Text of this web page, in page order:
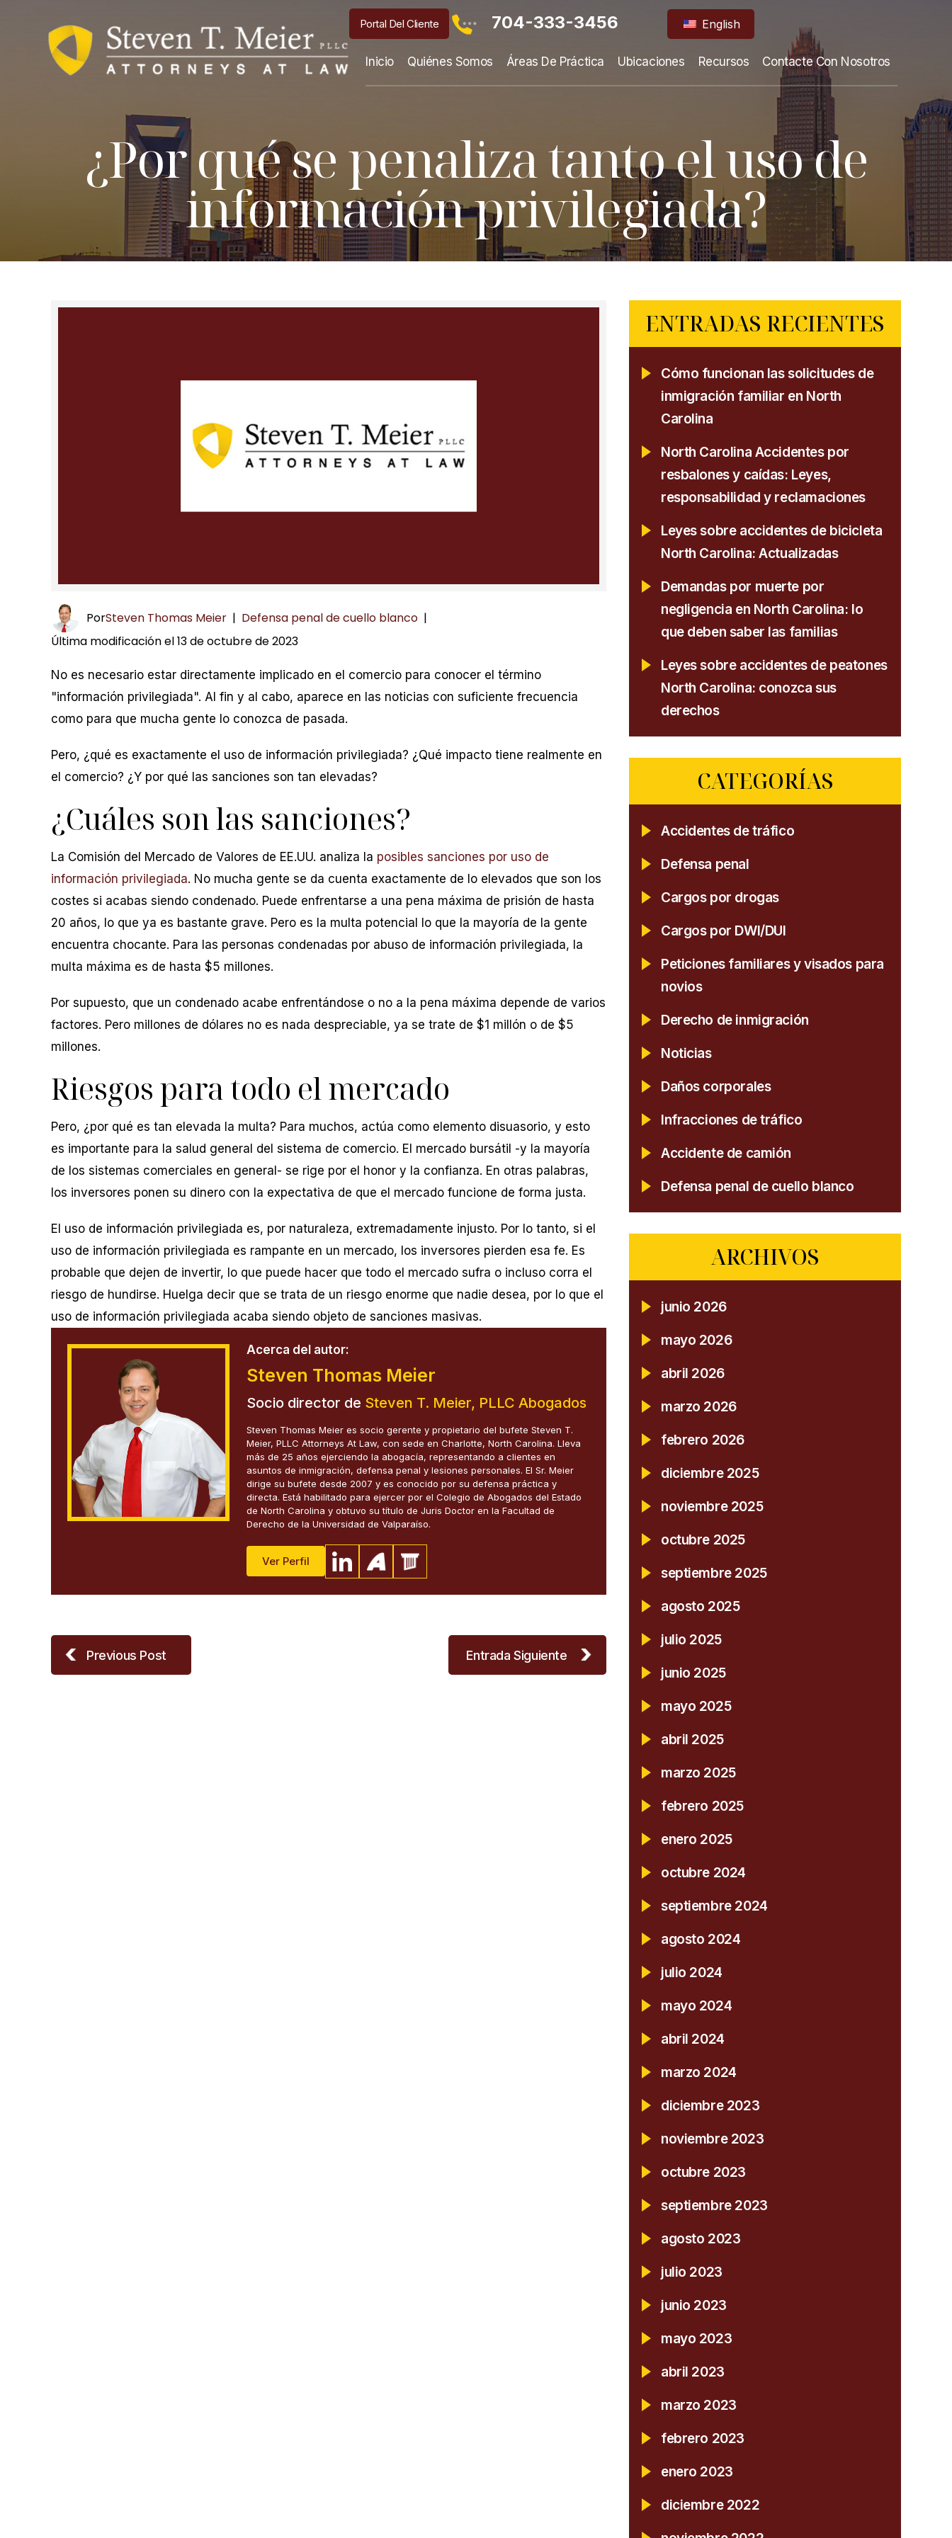
Portal Del Cliente 704-333-3456 English
Inicio Quiénes Somos Áreas De Práctica Ubicaciones Recursos Contacte Con Nosotros
¿Por qué se penaliza tanto el uso de
información privilegiada?
PorSteven Thomas Meier | Defensa penal de cuello blanco |
Última modificación el 13 de octubre de 2023
No es necesario estar directamente implicado en el comercio para conocer el término
"información privilegiada". Al fin y al cabo, aparece en las noticias con suficiente frecuencia
como para que mucha gente lo conozca de pasada.
Pero, ¿qué es exactamente el uso de información privilegiada? ¿Qué impacto tiene realmente en
el comercio? ¿Y por qué las sanciones son tan elevadas?
¿Cuáles son las sanciones?
La Comisión del Mercado de Valores de EE.UU. analiza la posibles sanciones por uso de
información privilegiada. No mucha gente se da cuenta exactamente de lo elevados que son los
costes si acabas siendo condenado. Puede enfrentarse a una pena máxima de prisión de hasta
20 años, lo que ya es bastante grave. Pero es la multa potencial lo que la mayoría de la gente
encuentra chocante. Para las personas condenadas por abuso de información privilegiada, la
multa máxima es de hasta $5 millones.
Por supuesto, que un condenado acabe enfrentándose o no a la pena máxima depende de varios
factores. Pero millones de dólares no es nada despreciable, ya se trate de $1 millón o de $5
millones.
Riesgos para todo el mercado
Pero, ¿por qué es tan elevada la multa? Para muchos, actúa como elemento disuasorio, y esto
es importante para la salud general del sistema de comercio. El mercado bursátil -y la mayoría
de los sistemas comerciales en general- se rige por el honor y la confianza. En otras palabras,
los inversores ponen su dinero con la expectativa de que el mercado funcione de forma justa.
El uso de información privilegiada es, por naturaleza, extremadamente injusto. Por lo tanto, si el
uso de información privilegiada es rampante en un mercado, los inversores pierden esa fe. Es
probable que dejen de invertir, lo que puede hacer que todo el mercado sufra o incluso corra el
riesgo de hundirse. Huelga decir que se trata de un riesgo enorme que nadie desea, por lo que el
uso de información privilegiada acaba siendo objeto de sanciones masivas.
Acerca del autor:
Steven Thomas Meier
Socio director de Steven T. Meier, PLLC Abogados
Steven Thomas Meier es socio gerente y propietario del bufete Steven T.
Meier, PLLC Attorneys At Law, con sede en Charlotte, North Carolina. Lleva
más de 25 años ejerciendo la abogacía, representando a clientes en
asuntos de inmigración, defensa penal y lesiones personales. El Sr. Meier
dirige su bufete desde 2007 y es conocido por su defensa práctica y
directa. Está habilitado para ejercer por el Colegio de Abogados del Estado
de North Carolina y obtuvo su título de Juris Doctor en la Facultad de
Derecho de la Universidad de Valparaíso.
Ver Perfil
Previous Post Entrada Siguiente
ENTRADAS RECIENTES
Cómo funcionan las solicitudes de
inmigración familiar en North
Carolina
North Carolina Accidentes por
resbalones y caídas: Leyes,
responsabilidad y reclamaciones
Leyes sobre accidentes de bicicleta
North Carolina: Actualizadas
Demandas por muerte por
negligencia en North Carolina: lo
que deben saber las familias
Leyes sobre accidentes de peatones
North Carolina: conozca sus
derechos
CATEGORÍAS
Accidentes de tráfico
Defensa penal
Cargos por drogas
Cargos por DWI/DUI
Peticiones familiares y visados para
novios
Derecho de inmigración
Noticias
Daños corporales
Infracciones de tráfico
Accidente de camión
Defensa penal de cuello blanco
ARCHIVOS
junio 2026
mayo 2026
abril 2026
marzo 2026
febrero 2026
diciembre 2025
noviembre 2025
octubre 2025
septiembre 2025
agosto 2025
julio 2025
junio 2025
mayo 2025
abril 2025
marzo 2025
febrero 2025
enero 2025
octubre 2024
septiembre 2024
agosto 2024
julio 2024
mayo 2024
abril 2024
marzo 2024
diciembre 2023
noviembre 2023
octubre 2023
septiembre 2023
agosto 2023
julio 2023
junio 2023
mayo 2023
abril 2023
marzo 2023
febrero 2023
enero 2023
diciembre 2022